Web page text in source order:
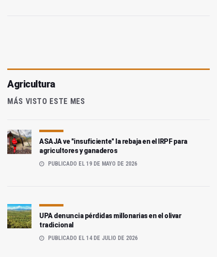
Agricultura
MÁS VISTO ESTE MES
ASAJA ve "insuficiente" la rebaja en el IRPF para
agricultores y ganaderos
PUBLICADO EL 19 DE MAYO DE 2026
UPA denuncia pérdidas millonarias en el olivar
tradicional
PUBLICADO EL 14 DE JULIO DE 2026